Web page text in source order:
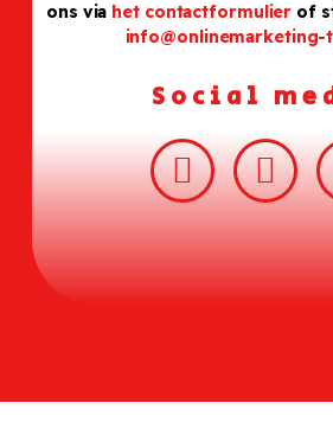
ons via het contactformulier of
info@onlinemarketing-
Social